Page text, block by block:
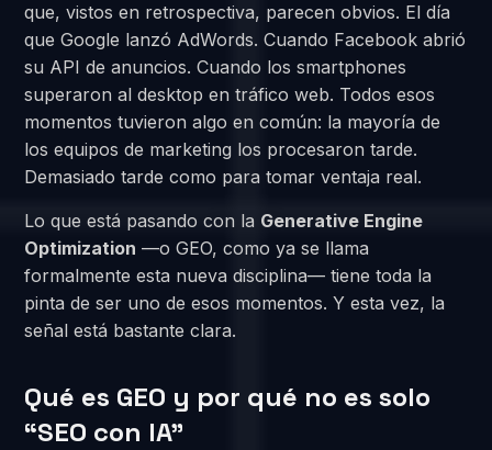
que, vistos en retrospectiva, parecen obvios. El día
que Google lanzó AdWords. Cuando Facebook abrió
su API de anuncios. Cuando los smartphones
superaron al desktop en tráfico web. Todos esos
momentos tuvieron algo en común: la mayoría de
los equipos de marketing los procesaron tarde.
Demasiado tarde como para tomar ventaja real.
Lo que está pasando con la Generative Engine
Optimization —o GEO, como ya se llama
formalmente esta nueva disciplina— tiene toda la
pinta de ser uno de esos momentos. Y esta vez, la
señal está bastante clara.
Qué es GEO y por qué no es solo
“SEO con IA”